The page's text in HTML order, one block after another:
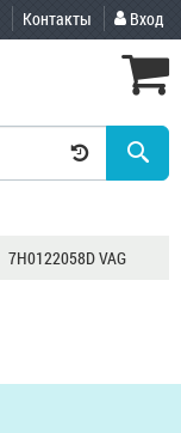
Контакты Вход
7H0122058D VAG